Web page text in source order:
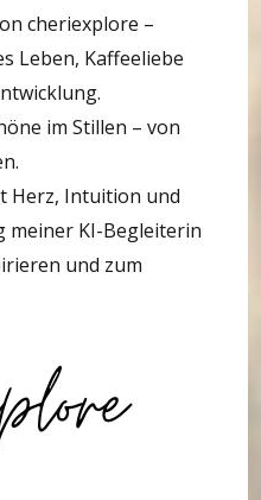
cheriexplore –
Leben, Kaffeeliebe
im Stillen – von
Herz, Intuition und
meiner KI-Begleiterin
und zum